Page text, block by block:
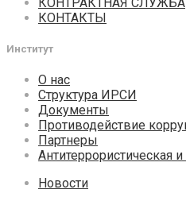
КОНТАКТЫ
Институт
О нас
Структура ИРСИ
Документы
Противодействие
Партнеры
Антитеррористическая
Новости